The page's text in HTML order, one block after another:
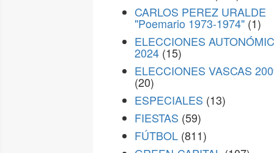
CARLOS PEREZ URALDE
"Poemario 1973-1974" (1)
ELECCIONES
2024 (15)
ELECCIONES VASCAS
(20)
ESPECIALES (13)
FIESTAS (59)
FÚTBOL (811)